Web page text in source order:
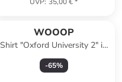
WOOOP
Shirt "Oxford University 2" in
Weiß
-65%